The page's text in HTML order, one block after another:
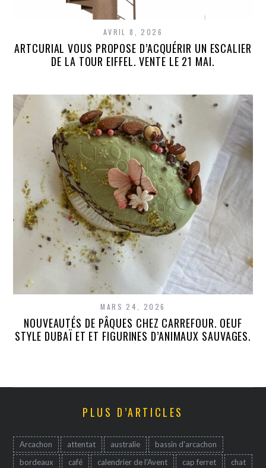
AVRIL 8, 2026
ARTCURIAL VOUS PROPOSE D’ACQUÉRIR UN ESCALIER
DE LA TOUR EIFFEL. VENTE LE 21 MAI.
MARS 24, 2026
NOUVEAUTÉS DE PÂQUES CHEZ CARREFOUR. OEUF
STYLE DUBAÏ ET ET FIGURINES D’ANIMAUX SAUVAGES.
PLUS D’ARTICLES
Arcachon attentat australie
bassin d'arcachon
bordeaux
café calendrier de l'Avent cap ferret
chat